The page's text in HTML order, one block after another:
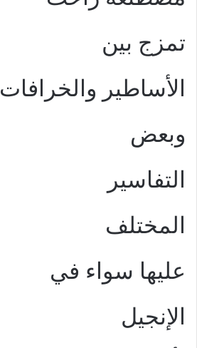
تمزج بين
الأساطير والخرافات
وبعض
التفاسير
المختلف
عليها سواء في
الإنجيل